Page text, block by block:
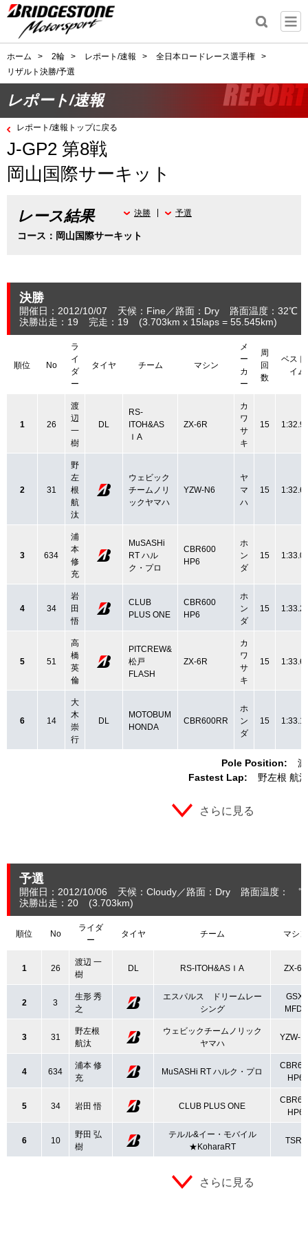
ホーム > 2輪 > レポート/速報 > 全日本ロードレース選手権
>
リザルト決勝/予選
レポート/速報
レポート/速報トップに戻る
J-GP2 第8戦
岡山国際サーキット
レース結果
コース：岡山国際サーキット
決勝 予選
決勝
開催日：2012/10/07 天候：Fine 路面：Dry
路面温度：32℃
決勝出走：19
完走：19 (3.703km x 15laps = 55.545km)
順位 No
ラ
イ
ダ
ー
タイヤ チーム マシン
メ
ー
カ
ー
周
回
数
ベスト
イム
Pole Position:
Fastest Lap:
野左根 航汰
1 26
渡
辺
一
樹
DL
RS-
ITOH&AS
ＩA
ZX-6R
カ
ワ
サ
キ
15
2 31
野
左
根
航
汰
ウェビック
チームノリ
ックヤマハ
YZW-N6
ヤ
マ
ハ
15
3 634
浦
本
修
充
MuSASHi
RT ハル
ク・プロ
CBR600
HP6
ホ
ン
ダ
15
4 34
岩
田
悟
CLUB
PLUS ONE
CBR600
HP6
ホ
ン
ダ
15
5 51
高
橋
英
倫
PITCREW&
松戸
FLASH
ZX-6R
カ
ワ
サ
キ
15
6 14
大
木
崇
行
DL
MOTOBUM
HONDA
CBR600RR
ホ
ン
ダ
15
さらに見る
予選
開催日：2012/10/06 天候：Cloudy 路面：Dry
路面温度：
決勝出走：20
(3.703km)
順位 No
ライダ
ー
タイヤ チーム マシン
1 26
渡辺 一
樹
DL RS-ITOH&ASＩA ZX-6R
2 3
生形 秀
之
エスパルス ドリームレー
シング
GSX-
MFD6
3 31
野左根
航汰
ウェビックチームノリック
ヤマハ
YZW-
4 634
浦本 修
充
MuSASHi RT ハルク・プロ
HP6
5 34 岩田 悟 CLUB PLUS ONE
HP6
6 10
野田 弘
樹
テルル&イー・モバイル
★KoharaRT
TSR6
さらに見る